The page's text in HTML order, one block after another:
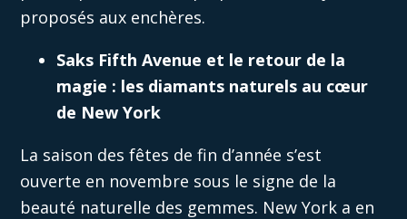
proposés aux enchères.
Saks Fifth Avenue et le retour de la
magie : les diamants naturels au cœur
de New York
La saison des fêtes de fin d’année s’est
ouverte en novembre sous le signe de la
beauté naturelle des gemmes. New York a en